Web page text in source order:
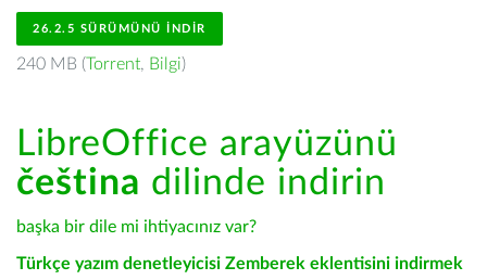
26.2.5 SÜRÜMÜNÜ İNDIR
240 MB (Torrent, Bilgi)
LibreOffice arayüzünü
čeština dilinde indirin
başka bir dile mi ihtiyacınız var?
Türkçe yazım denetleyicisi Zemberek eklentisini indirmek